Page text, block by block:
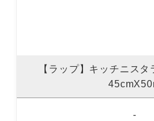
【ラップ】キッチニス
-